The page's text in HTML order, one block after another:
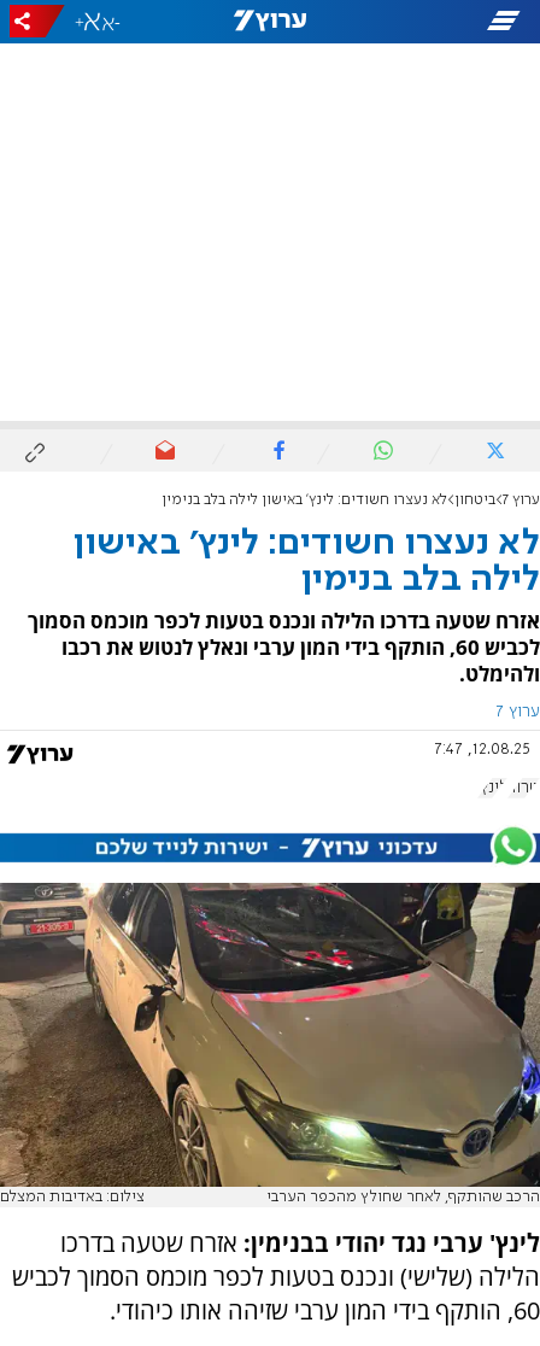
-
+
ערוץ 7 ביטחון לא נעצרו חשודים: לינץ' באישון לילה בלב בנימין
לא נעצרו חשודים: לינץ' באישון
לילה בלב בנימין
אזרח שטעה בדרכו הלילה ונכנס בטעות לכפר מוכמס הסמוך
לכביש 60, הותקף בידי המון ערבי ונאלץ לנטוש את רכבו
ולהימלט.
ערוץ 7
12.08.25, 7:47
טרור לינץ'
הרכב שהותקף, לאחר שחולץ מהכפר הערבי צילום: באדיבות המצלם
לינץ' ערבי נגד יהודי בבנימין: אזרח שטעה בדרכו
הלילה (שלישי) ונכנס בטעות לכפר מוכמס הסמוך לכביש
60, הותקף בידי המון ערבי שזיהה אותו כיהודי.